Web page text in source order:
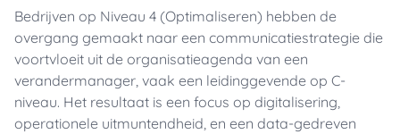
Bedrijven op Niveau 4 (Optimaliseren) hebben de
overgang gemaakt naar een communicatiestrategie die
voortvloeit uit de organisatieagenda van een
verandermanager, vaak een leidinggevende op C-
niveau. Het resultaat is een focus op digitalisering,
operationele uitmuntendheid, en een data-gedreven